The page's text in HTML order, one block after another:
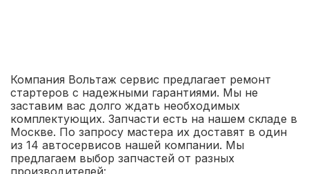
Компания Вольтаж сервис предлагает ремонт
стартеров с надежными гарантиями. Мы не
заставим вас долго ждать необходимых
комплектующих. Запчасти есть на нашем складе в
Москве. По запросу мастера их доставят в один
из 14 автосервисов нашей компании. Мы
предлагаем выбор запчастей от разных
производителей: